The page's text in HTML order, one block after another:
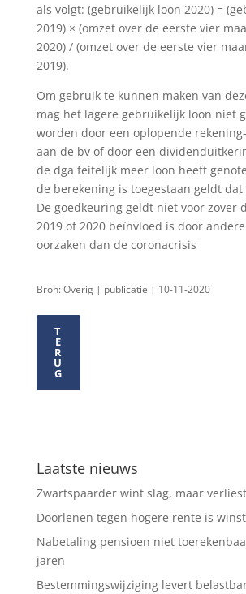
als volgt: (gebruikelijk loon 2020) =
2019) × (omzet over de eerste vier
2020) / (omzet over de eerste vier
2019).
Om gebruik te kunnen maken van
mag het lagere gebruikelijk loon niet
worden door een oplopende
aan de bv of door een
de dga feitelijk meer loon heeft
de berekening is toegestaan geldt dat
De goedkeuring geldt niet voor zover
2019 of 2020 beïnvloed is door
oorzaken dan de coronacrisis
Bron: Overig | publicatie | 10-11-2020
T
E
R
U
G
Laatste nieuws
Zwartspaarder wint slag, maar
Doorlenen tegen hogere rente is
Nabetaling pensioen niet
jaren
Bestemmingswijziging levert